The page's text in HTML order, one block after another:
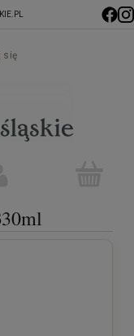
się